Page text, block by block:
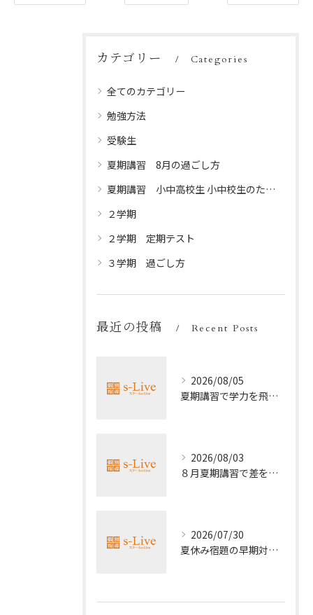
カテゴリー Categories
全てのカテゴリー
勉強方法
受験生
夏期講習 8月の過ごし方
夏期講習 小中高校生 小中校生のための夏休みプログラム
２学期
２学期 定期テスト
３学期 過ごし方
最近の投稿 Recent Posts
2026/08/05
夏期講習で学力を飛躍的に上げる方法
2026/08/03
８月夏期講習で差をつける受験勉強法
2026/07/30
夏休み宿題の早期対策ポイント